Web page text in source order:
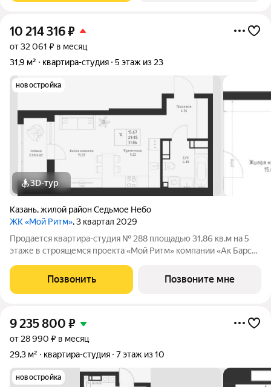
10 214 316₽
от 32 061 ₽ в месяц
31,9 м²
квартира-студия 5 этаж из 23
новостройка
3D-тур
Казань,жилой район Седьмое Небо
ЖК «Мой Ритм», 3 квартал 2029
Продается квартира-студия № 288 площадью 31,86 кв.м на 5
этаже в строящемся проекта «Мой Ритм» компании «Ак Барс
стандарт динамичной жизни Казани. Точка притяжения сердца
города. Проект признан
Позвонить Позвоните мне
9 235 800 ₽
от 28 990 ₽ в месяц
29,3 м²
квартира-студия 7 этаж из 10
новостройка